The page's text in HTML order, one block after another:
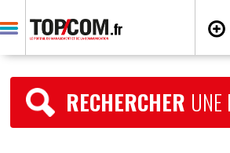
RECHERCHER UNE